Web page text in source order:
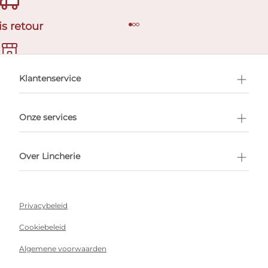
retour
afspraak
Klantenservice
Onze services
Over Lincherie
Privacybeleid
Cookiebeleid
Algemene voorwaarden